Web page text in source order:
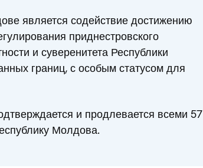
является содействие достижению
приднестровского
и суверенитета Республики
границ, с особым статусом для
и продлевается всеми 57
Молдова.